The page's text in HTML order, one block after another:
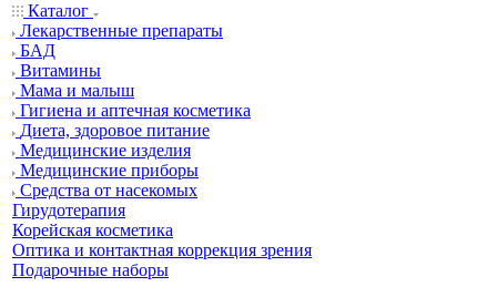
Каталог
Лекарственные препараты
БАД
Витамины
Мама и малыш
Гигиена и аптечная косметика
Диета, здоровое питание
Медицинские изделия
Медицинские приборы
Средства от насекомых
Гирудотерапия
Корейская косметика
Оптика и контактная коррекция зрения
Подарочные наборы